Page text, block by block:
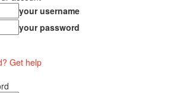
your username
your password
Get help